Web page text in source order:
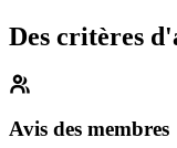
Des critères
Avis des membres